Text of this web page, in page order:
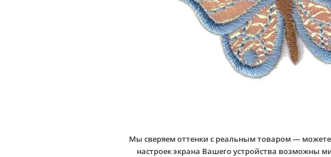
Мы сверяем оттенки с реальным товаром —
настроек экрана Вашего устройства возможны